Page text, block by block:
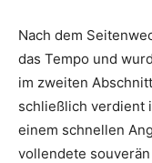
Nach dem
das Tempo und
im zweiten
schließlich verdient
einem schnellen
vollendete